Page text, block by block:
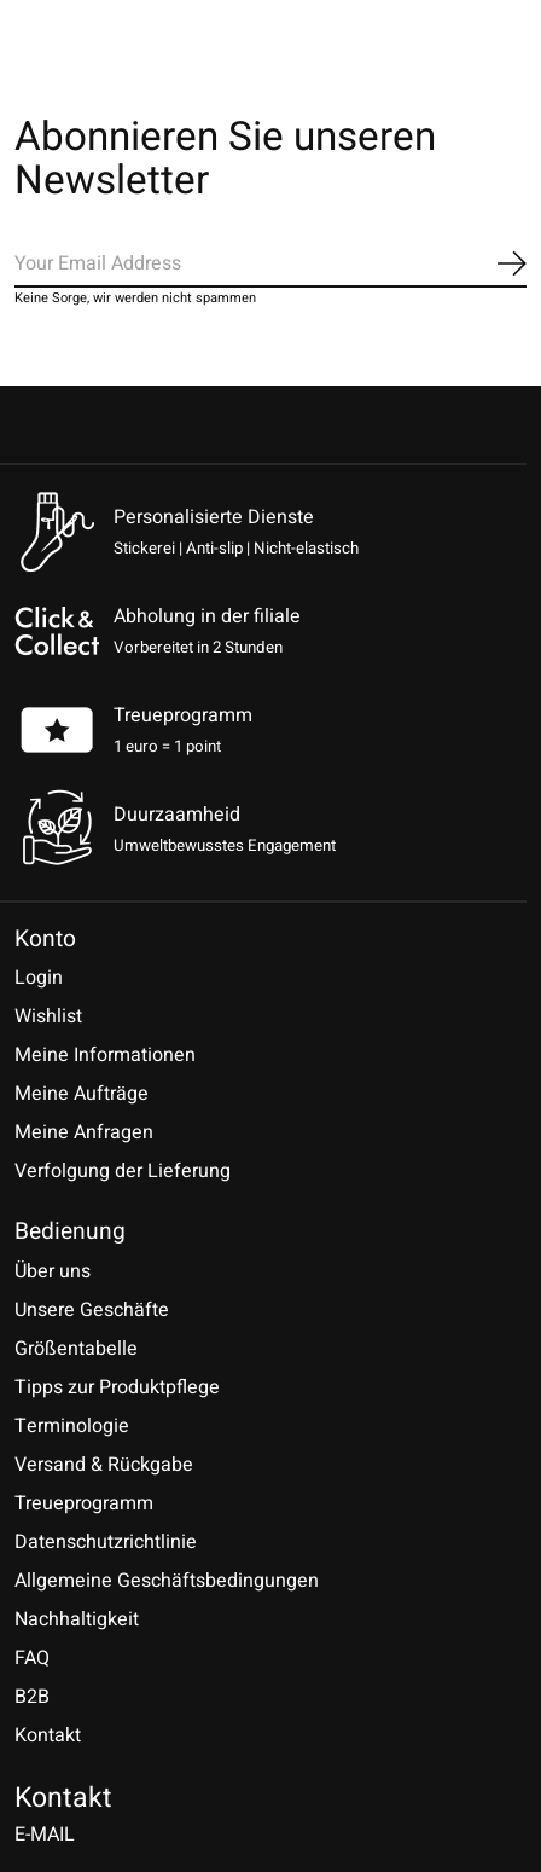
Abonnieren Sie unseren
Newsletter
Keine Sorge, wir werden nicht spammen
Personalisierte Dienste
Stickerei | Anti-slip | Nicht-elastisch
Abholung in der filiale
Vorbereitet in 2 Stunden
Treueprogramm
1 euro = 1 point
Duurzaamheid
Umweltbewusstes Engagement
Konto
Login
Wishlist
Meine Informationen
Meine Aufträge
Meine Anfragen
Verfolgung der Lieferung
Bedienung
Über uns
Unsere Geschäfte
Größentabelle
Tipps zur Produktpflege
Terminologie
Versand & Rückgabe
Treueprogramm
Datenschutzrichtlinie
Allgemeine Geschäftsbedingungen
Nachhaltigkeit
FAQ
B2B
Kontakt
Kontakt
E-MAIL